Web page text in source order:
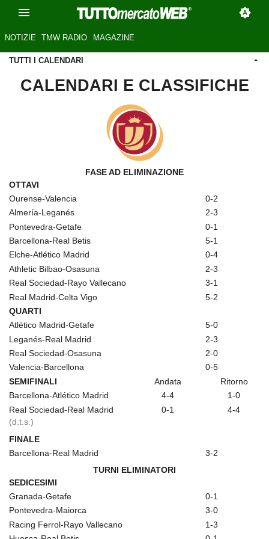
NOTIZIE TMW RADIO MAGAZINE
TUTTI I CALENDARI
CALENDARI E CLASSIFICHE
FASE AD ELIMINAZIONE
OTTAVI
Ourense-Valencia
0-2
Almería-Leganés
2-3
Pontevedra-Getafe
0-1
Barcellona-Real Betis
5-1
Elche-Atlético Madrid
0-4
Athletic Bilbao-Osasuna
2-3
Real Sociedad-Rayo Vallecano
3-1
Real Madrid-Celta Vigo
5-2
QUARTI
Atlético Madrid-Getafe
5-0
Leganés-Real Madrid
2-3
Real Sociedad-Osasuna
2-0
Valencia-Barcellona
0-5
SEMIFINALI
Andata
Ritorno
Barcellona-Atlético Madrid
4-4
1-0
Real Sociedad-Real Madrid
0-1
4-4
(d.t.s.)
FINALE
Barcellona-Real Madrid
3-2
TURNI ELIMINATORI
SEDICESIMI
Granada-Getafe
0-1
Pontevedra-Maiorca
3-0
Racing Ferrol-Rayo Vallecano
1-3